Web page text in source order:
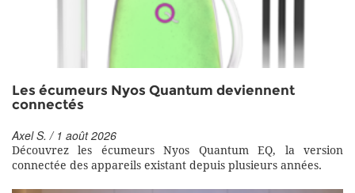
Les écumeurs Nyos Quantum deviennent
connectés
Axel S. / 1 août 2026
Découvrez les écumeurs Nyos Quantum EQ, la version
connectée des appareils existant depuis plusieurs années.